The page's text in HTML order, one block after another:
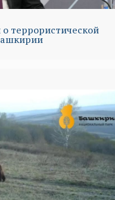
террористической